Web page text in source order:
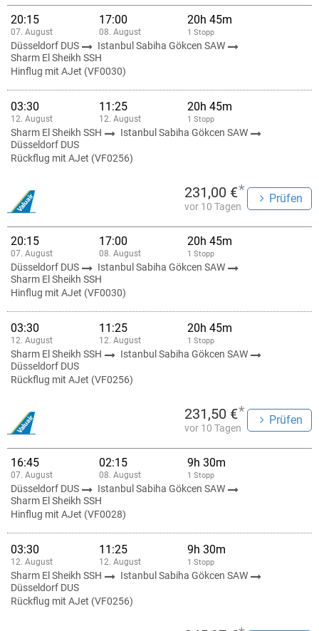
20:15
07. August
17:00
08. August
20h 45m
1 Stopp
Düsseldorf DUS
Istanbul Sabiha Gökcen SAW
Sharm El Sheikh SSH
Hinflug mit AJet (VF0030)
03:30
12. August
11:25
12. August
20h 45m
1 Stopp
Sharm El Sheikh SSH
Istanbul Sabiha Gökcen SAW
Düsseldorf DUS
Rückflug mit AJet (VF0256)
231,00 €*
vor 10 Tagen
Prüfen
20:15
07. August
17:00
08. August
20h 45m
1 Stopp
Düsseldorf DUS
Istanbul Sabiha Gökcen SAW
Sharm El Sheikh SSH
Hinflug mit AJet (VF0030)
03:30
12. August
11:25
12. August
20h 45m
1 Stopp
Sharm El Sheikh SSH
Istanbul Sabiha Gökcen SAW
Düsseldorf DUS
Rückflug mit AJet (VF0256)
231,50 €*
vor 10 Tagen
Prüfen
16:45
07. August
02:15
08. August
9h 30m
1 Stopp
Düsseldorf DUS
Istanbul Sabiha Gökcen SAW
Sharm El Sheikh SSH
Hinflug mit AJet (VF0028)
03:30
12. August
11:25
12. August
9h 30m
1 Stopp
Sharm El Sheikh SSH
Istanbul Sabiha Gökcen SAW
Düsseldorf DUS
Rückflug mit AJet (VF0256)